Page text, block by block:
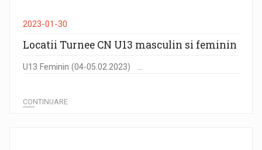
2023-01-30
Locatii Turnee CN U13 masculin si feminin
U13 Feminin (04-05.02.2023) ...
CONTINUARE